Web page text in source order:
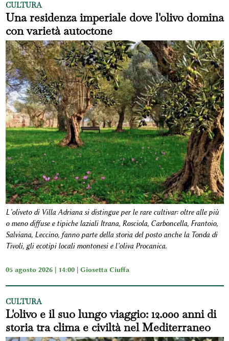
CULTURA
Una residenza imperiale dove l'olivo domina
con varietà autoctone
L’oliveto di Villa Adriana si distingue per le rare cultivar: oltre alle più
o meno diffuse e tipiche laziali Itrana, Rosciola, Carboncella, Frantoio,
Salviana, Leccino, fanno parte della storia del posto anche la Tonda di
Tivoli, gli ecotipi locali montonesi e l’oliva Procanica.
05 agosto 2026 | 14:00 | Giosetta Ciuffa
CULTURA
L'olivo e il suo lungo viaggio: 12.000 anni di
storia tra clima e civiltà nel Mediterraneo